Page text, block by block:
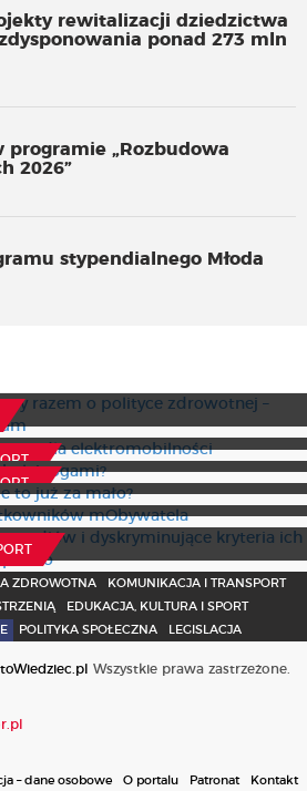
rewitalizacji dziedzictwa
ponad 273 mln
„Rozbudowa
2026”
stypendialnego Młoda
sieci dla elektromobilności
hulajnogami?
to już za mało?
mObywatela
i dyskryminujące kryteria
prawo
ZDROWOTNA
KOMUNIKACJA I TRANSPORT
EDUKACJA, KULTURA I SPORT
POLITYKA SPOŁECZNA LEGISLACJA
Wszystkie prawa zastrzeżone.
– dane osobowe O portalu Patronat Kontakt